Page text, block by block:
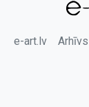
e-art.lv Arhīvs